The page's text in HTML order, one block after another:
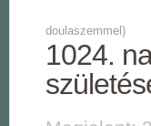
doulaszemmel)
1024.